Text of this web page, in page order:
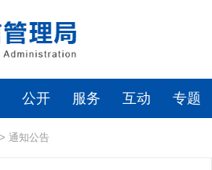
公开 服务 互动 专题
> 通知公告